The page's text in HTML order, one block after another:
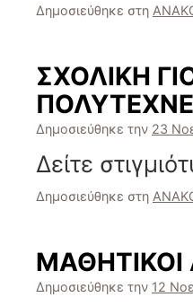
Δημοσιεύθηκε στη
ΣΧΟΛΙΚΗ
Δημοσιεύθηκε την 23
Δείτε
Δημοσιεύθηκε στη
ΜΑΘΗΤΙΚΟΙ
Δημοσιεύθηκε την 12